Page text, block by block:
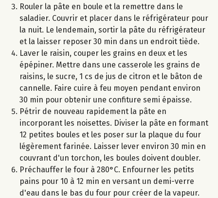
Rouler la pâte en boule et la remettre dans le
saladier. Couvrir et placer dans le réfrigérateur pour
la nuit. Le lendemain, sortir la pâte du réfrigérateur
et la laisser reposer 30 min dans un endroit tiède.
Laver le raisin, couper les grains en deux et les
épépiner. Mettre dans une casserole les grains de
raisins, le sucre, 1 cs de jus de citron et le bâton de
cannelle. Faire cuire à feu moyen pendant environ
30 min pour obtenir une confiture semi épaisse.
Pétrir de nouveau rapidement la pâte en
incorporant les noisettes. Diviser la pâte en formant
12 petites boules et les poser sur la plaque du four
légèrement farinée. Laisser lever environ 30 min en
couvrant d'un torchon, les boules doivent doubler.
Préchauffer le four à 280°C. Enfourner les petits
pains pour 10 à 12 min en versant un demi-verre
d'eau dans le bas du four pour créer de la vapeur.